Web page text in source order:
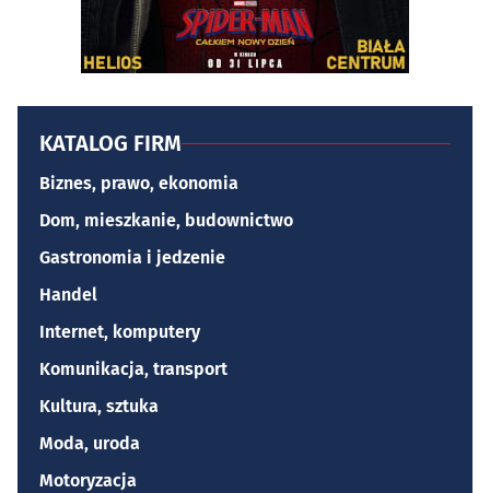
KATALOG FIRM
Biznes, prawo, ekonomia
Dom, mieszkanie, budownictwo
Gastronomia i jedzenie
Handel
Internet, komputery
Komunikacja, transport
Kultura, sztuka
Moda, uroda
Motoryzacja